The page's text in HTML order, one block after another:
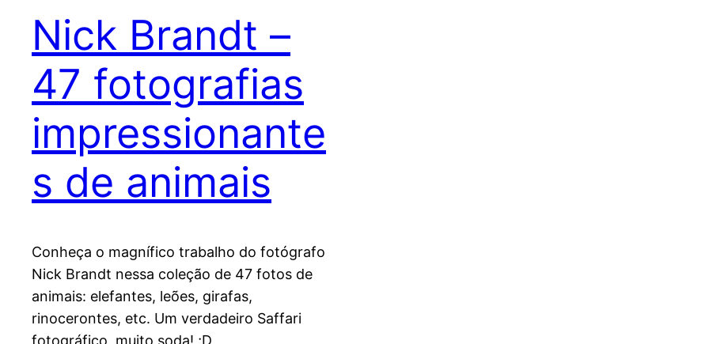
Nick Brandt –
47 fotografias
impressionante
s de animais
Conheça o magnífico trabalho do fotógrafo
Nick Brandt nessa coleção de 47 fotos de
animais: elefantes, leões, girafas,
rinocerontes, etc. Um verdadeiro Saffari
fotográfico, muito soda! ;D